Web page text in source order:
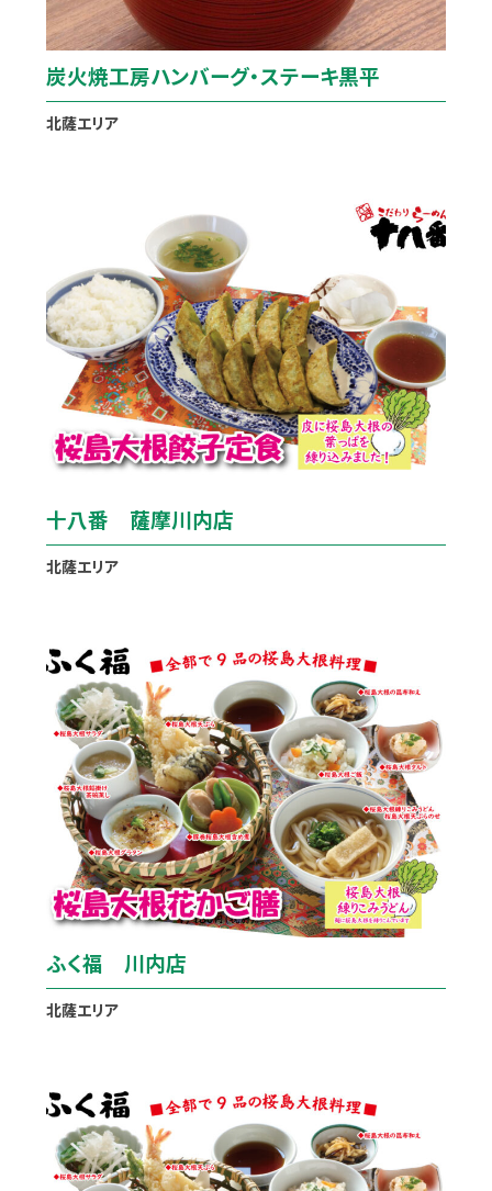
炭火焼工房ハンバーグ・ステーキ黒平
北薩エリア
十八番 薩摩川内店
北薩エリア
ふく福 川内店
北薩エリア